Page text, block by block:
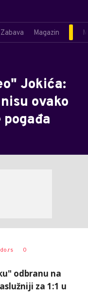
Zabava Magazin
Jokića:
ovako
0
odbranu na
za 1:1 u